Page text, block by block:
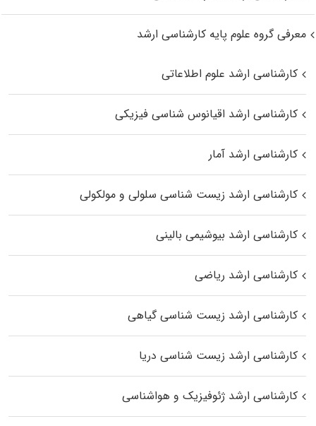
معرفی گروه علوم پایه کارشناسی ارشد
کارشناسی ارشد علوم اطلاعاتی
کارشناسی ارشد اقیانوس‌ شناسی فیزیکی
کارشناسی ارشد آمار
کارشناسی ارشد زیست شناسی سلولی و مولکولی
کارشناسی ارشد بیوشیمی بالینی
کارشناسی ارشد ریاضی
کارشناسی ارشد زیست‌ شناسی گیاهی
کارشناسی ارشد زیست‌ شناسی دریا
کارشناسی ارشد ژئوفیزیک و هواشناسی